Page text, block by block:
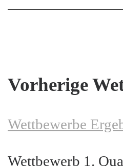
Vorherige
Wettbewerbe
Wettbewerb 1.